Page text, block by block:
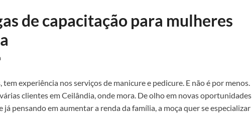
de capacitação para mulheres
experiência nos serviços de manicure e pedicure. E não é por menos.
clientes em Ceilândia, onde mora. De olho em novas oportunidades
já pensando em aumentar a renda da família, a moça quer se especializar